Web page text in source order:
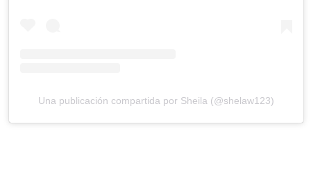
Una publicación compartida por Sheila (@shelaw123)